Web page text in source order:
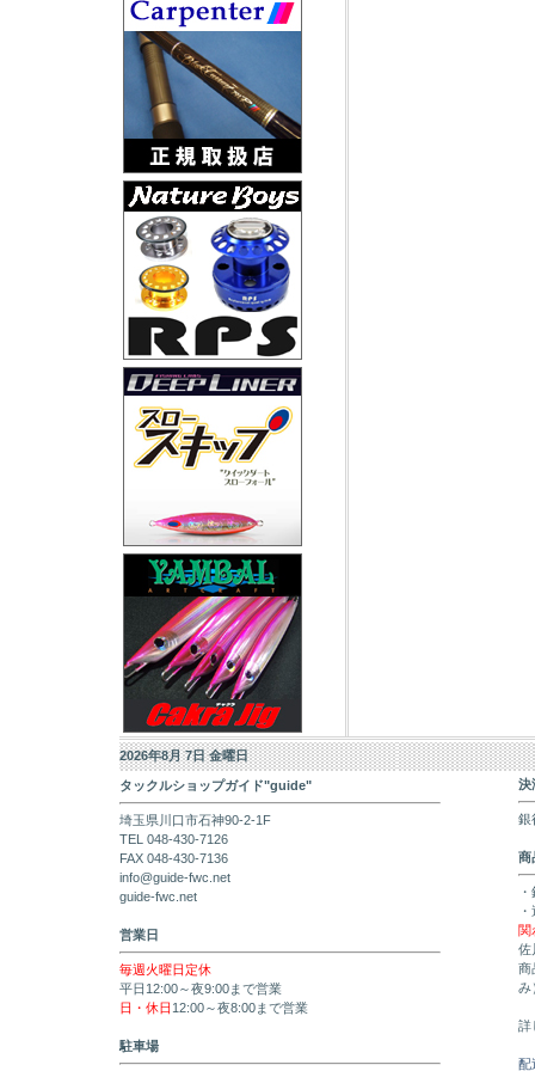
2026年8月 7日 金曜日
タックルショップガイド"guide"
埼玉県川口市石神90-2-1F
TEL 048-430-7126
FAX 048-430-7136
info@guide-fwc.net
guide-fwc.net
営業日
毎週火曜日定休
平日12:00～夜9:00まで営業
日・休日 12:00～夜8:00まで営業
駐車場
決
銀
商
関
佐
商
み
詳
配